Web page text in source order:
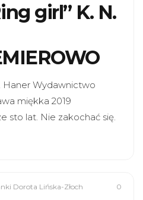
girl” K. N.
Haner Wydawnictwo
miękka 2019
sto lat. Nie zakochać się.
Dorota Lińska-Złoch 0